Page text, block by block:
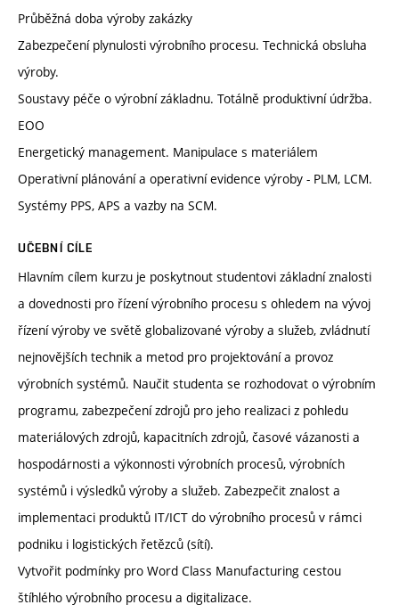
Průběžná doba výroby zakázky
Zabezpečení plynulosti výrobního procesu. Technická obsluha
výroby.
Soustavy péče o výrobní základnu. Totálně produktivní údržba.
EOO
Energetický management. Manipulace s materiálem
Operativní plánování a operativní evidence výroby - PLM, LCM.
Systémy PPS, APS a vazby na SCM.
UČEBNÍ CÍLE
Hlavním cílem kurzu je poskytnout studentovi základní znalosti
a dovednosti pro řízení výrobního procesu s ohledem na vývoj
řízení výroby ve světě globalizované výroby a služeb, zvládnutí
nejnovějších technik a metod pro projektování a provoz
výrobních systémů. Naučit studenta se rozhodovat o výrobním
programu, zabezpečení zdrojů pro jeho realizaci z pohledu
materiálových zdrojů, kapacitních zdrojů, časové vázanosti a
hospodárnosti a výkonnosti výrobních procesů, výrobních
systémů i výsledků výroby a služeb. Zabezpečit znalost a
implementaci produktů IT/ICT do výrobního procesů v rámci
podniku i logistických řetězců (sítí).
Vytvořit podmínky pro Word Class Manufacturing cestou
štíhlého výrobního procesu a digitalizace.